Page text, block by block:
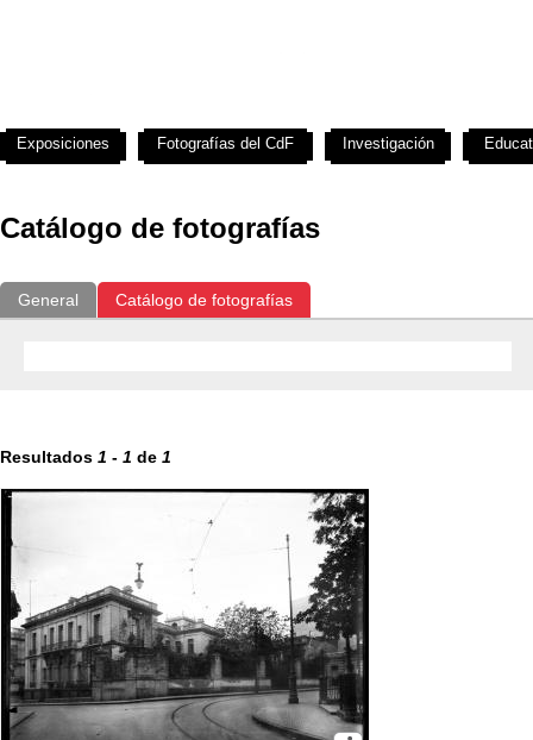
Catálogo de fotografías
General Catálogo de fotografías
Resultados 1 - 1 de 1
Exposiciones Fotografías del CdF Investigación